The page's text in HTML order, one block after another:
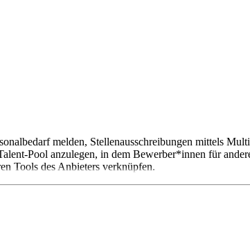
melden, Stellenausschreibungen mittels
Pool anzulegen, in dem Bewerber*innen für
Tools des Anbieters verknüpfen.